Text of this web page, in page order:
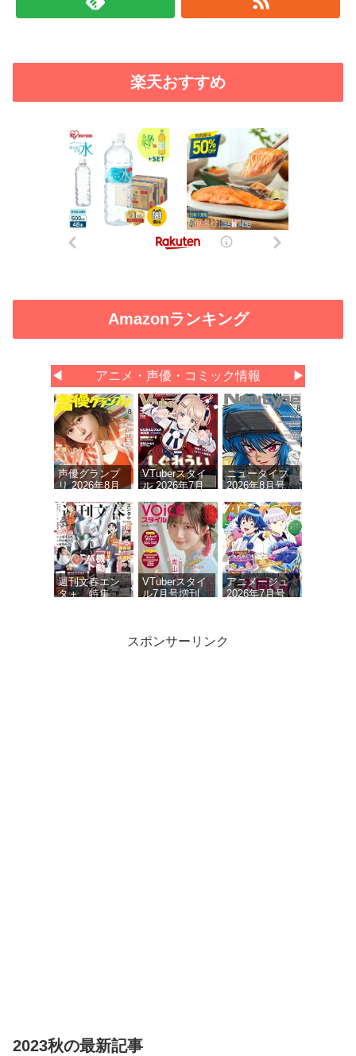
楽天おすすめ
Amazonランキング
◀ アニメ・声優・コミック情報 ▶
声優グランプ
リ 2026年8月
VTuberスタイ
ル 2026年7月
ニュータイプ
2026年8月号
週刊文春エン
タ＋ 特集
VTuberスタイ
ル7月号増刊
アニメージュ
2026年7月号
スポンサーリンク
2023秋の最新記事